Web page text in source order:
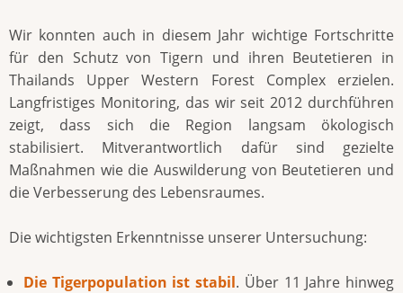
Wir konnten auch in diesem Jahr wichtige Fortschritte
für den Schutz von Tigern und ihren Beutetieren in
Thailands Upper Western Forest Complex erzielen.
Langfristiges Monitoring, das wir seit 2012 durchführen
zeigt, dass sich die Region langsam ökologisch
stabilisiert. Mitverantwortlich dafür sind gezielte
Maßnahmen wie die Auswilderung von Beutetieren und
die Verbesserung des Lebensraumes.
Die wichtigsten Erkenntnisse unserer Untersuchung:
Die Tigerpopulation ist stabil. Über 11 Jahre hinweg